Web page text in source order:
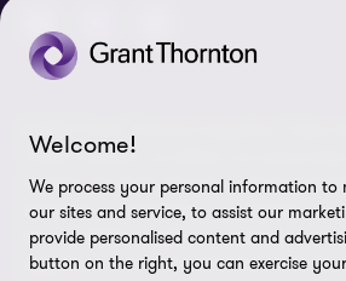
© 2026 Grant Thornton Argentina. Todos
'Grant Thornton' se refiere a la marca bajo
miembro de Grant Thornton prestan
impuestos y consultoría a sus clientes, y/o
firmas miembro, según lo requiera el
Argentina es una firma miembro de Grant
Welcome!
We process your personal information to
our sites and service, to assist our
provide personalised content and
button on the right, you can exercise